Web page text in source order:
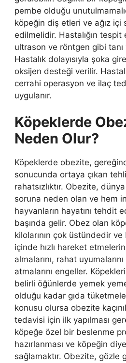
pembe olduğu
köpeğin diş etleri ve ağız içi
edilmelidir. Hastalığın tespit
ultrason ve röntgen gibi tanı
Hastalık dolayısıyla şoka
oksijen desteği verilir.
cerrahi operasyon ve ilaç
uygulanır.
Köpeklerde
Neden Olur?
Köpeklerde obezite,
sonucunda ortaya çıkan
rahatsızlıktır. Obezite,
soruna neden olan ve hem
hayvanların hayatını tehdit
başında gelir. Obez olan
kilolarının çok üstündedir
içinde hızlı hareket
almalarını, rahat
atmalarını engeller.
belirli öğünlerde yemek
olduğu kadar gıda
konusu olursa obezite
tedavisi için ilk yapılması
köpeğe özel bir beslenme
hazırlanması ve köpeğin
sağlamaktır. Obezite, gözle